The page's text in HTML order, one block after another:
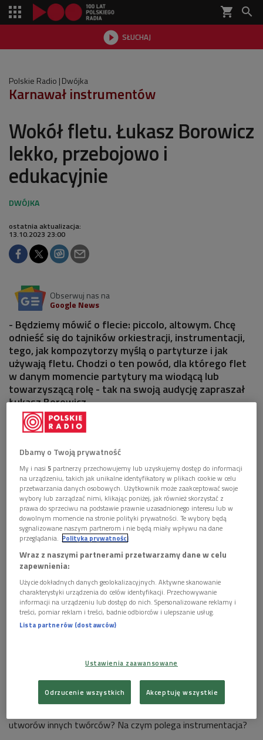
shopping_cart 
 SŁUCHAJ

Polskie Radio Dwójka
Karnawał instrumentów
Wokół fletu. Łukasz Borowicz
lekko, przebojowo i
edukacyjnie
ostatnia aktualizacja:
13.10.2023 23:00
Obserwuj nas na
Google News
- Będziemy mówić o flecie: piccolo, altowym. Chcę
odnieść się do tajników orkiestracji, instrumentacji,
tego, jak kompozytorzy myślą o partyturze i jak
używają fletu. Chodzi o ten powód, dla którego flet
w danym momencie partytury ma wiodącą lub
towarzyszącą rolę - tak na swoją audycję zapraszał
Łukasz Borowicz.
Zdjęcie ilustracyjne
Jak na hasło "rodzina fletów" reagowali Hector Berlioz i
Ryszard Strauss? Kto posiadł wiedzę tajemną na temat
"Czarodziejskiego fletu"? Czym różni się flet od fletu piccolo?
Była to powtórka audycji z 25 września 2020 roku.
utworów innych twórców? Na czym polega instrumentacja?
Dbamy o Twoją prywatność
My i nasi5 partnerzy przechowujemy lub uzyskujemy dostęp do informacji
na urządzeniu, takich jak unikalne identyfikatory w plikach cookie w celu
przetwarzania danych osobowych. Użytkownik może zaakceptować swoje
wybory lub zarządzać nimi, klikając poniżej, jak również skorzystać z
prawa do sprzeciwu na podstawie prawnie uzasadnionego interesu lub w
dowolnym momencie na stronie polityki prywatności. Te wybory będą
sygnalizowane naszym partnerom i nie będą miały wpływu na dane
przeglądania. Polityka prywatności
Wraz z naszymi partnerami przetwarzamy dane w celu
zapewnienia:
Użycie dokładnych danych geolokalizacyjnych. Aktywne skanowanie
charakterystyki urządzenia do celów identyfikacji. Przechowywanie
informacji na urządzeniu lub dostęp do nich. Spersonalizowane reklamy i
treści, pomiar reklam i treści, badnie odbiorców i ulepszanie usług.
Lista partnerów (dostawców)
Ustawienia zaawansowane
Odrzucenie wszystkich Akceptuję wszystkie